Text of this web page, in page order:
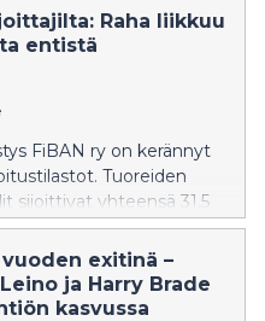
vuoden 2022 tasolle.
määrä kuitenkin
sai 84
Raha liikkuu
entistä
FiBAN ry on kerännyt
Tuoreiden
sijoittivat yhteensä 31,5
startup-yrityksiin, mikä
vuoden 2022 tasolle.
määrä kuitenkin
rahoitusta sai 84
exitinä –
ja Harry Brade
kasvussa